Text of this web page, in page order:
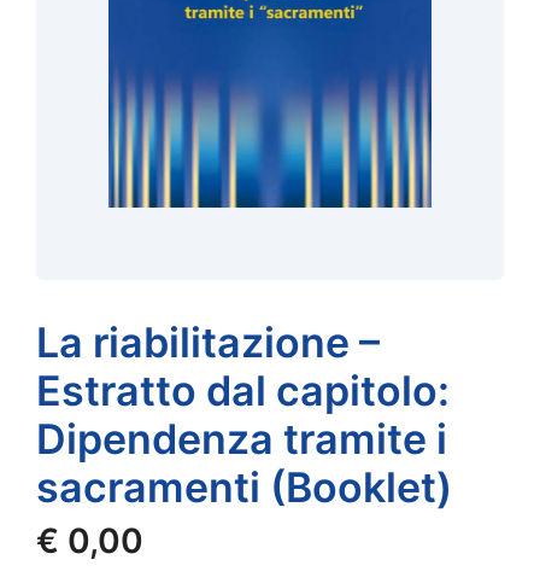
La riabilitazione –
Estratto dal capitolo:
Dipendenza tramite i
sacramenti (Booklet)
€ 0,00